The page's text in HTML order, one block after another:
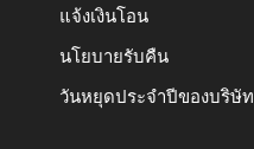
แจ้งเงินโอน
นโยบายรับคืน
วันหยุดประจำปีของบริษัท